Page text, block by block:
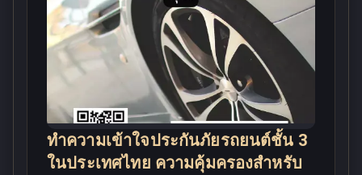
ทำความเข้าใจประกันภัยรถยนต์ชั้น 3
ในประเทศไทย ความคุ้มครองสำหรับ